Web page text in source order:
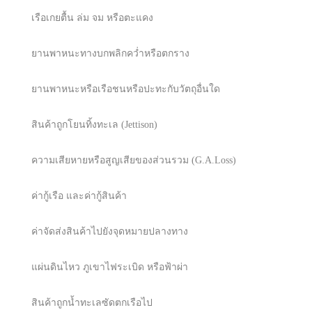
เรือเกยตื้น ล่ม จม หรือตะแคง
ยานพาหนะทางบกพลิกคว่ำหรือตกราง
ยานพาหนะหรือเรือชนหรือปะทะกับวัตถุอื่นใด
สินค้าถูกโยนทิ้งทะเล (Jettison)
ความเสียหายหรือสูญเสียของส่วนรวม (G.A.Loss)
ค่ากู้เรือ และค่ากู้สินค้า
ค่าจัดส่งสินค้าไปยังจุดหมายปลางทาง
แผ่นดินไหว ภูเขาไฟระเบิด หรือฟ้าผ่า
สินค้าถูกน้ำทะเลซัดตกเรือไป